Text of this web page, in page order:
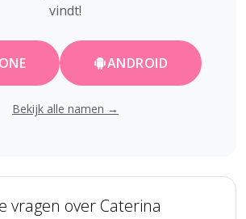
vindt!
ANDROID
Bekijk alle namen →
vragen over Caterina